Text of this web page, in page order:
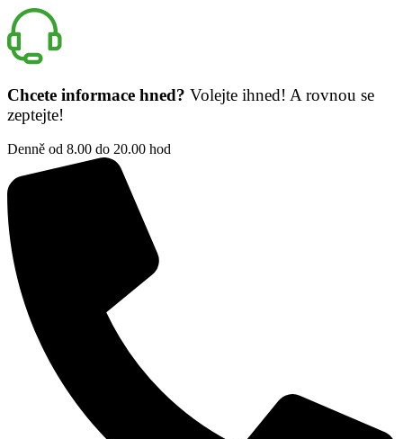
Chcete informace hned? Volejte ihned! A rovnou se
zeptejte!
Denně od 8.00 do 20.00 hod